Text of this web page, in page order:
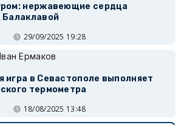
нержавеющие сердца
Балаклавой
29/09/2025 19:28
Ермаков
игра в Севастополе выполняет
термометра
18/08/2025 13:48